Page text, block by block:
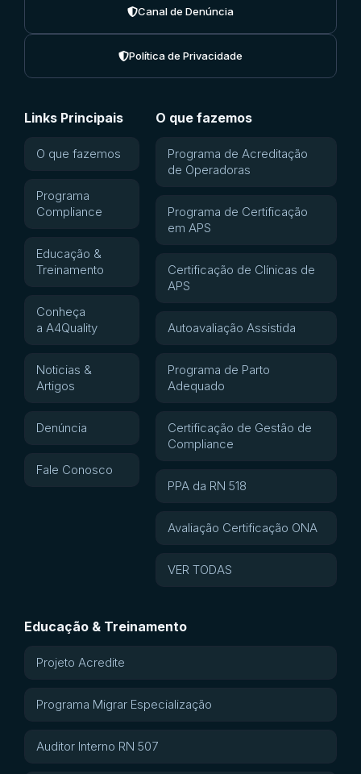
Canal de Denúncia
Política de Privacidade
Links Principais
O que fazemos
Programa
Compliance
Educação &
Treinamento
Conheça
a A4Quality
Noticias &
Artigos
Denúncia
Fale Conosco
O que fazemos
Programa de Acreditação
de Operadoras
Programa de Certificação
em APS
Certificação de Clínicas de
APS
Autoavaliação Assistida
Programa de Parto
Adequado
Certificação de Gestão de
Compliance
PPA da RN 518
Avaliação Certificação ONA
VER TODAS
Educação & Treinamento
Projeto Acredite
Programa Migrar Especialização
Auditor Interno RN 507